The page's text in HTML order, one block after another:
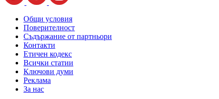
Общи условия
Поверителност
Съдържание от партньори
Контакти
Етичен кодекс
Всички статии
Ключови думи
Реклама
За нас